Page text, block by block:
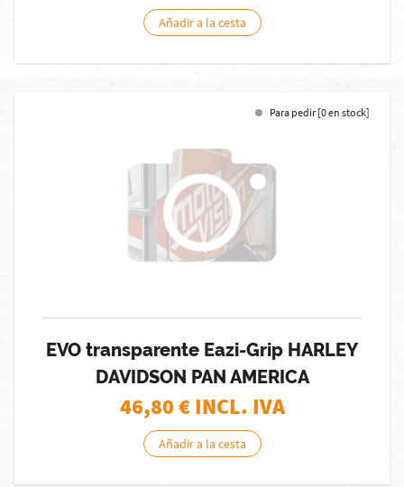
Añadir a la cesta
Para pedir [0 en stock]
EVO transparente Eazi-Grip HARLEY
DAVIDSON PAN AMERICA
46,80€ INCL. IVA
Añadir a la cesta